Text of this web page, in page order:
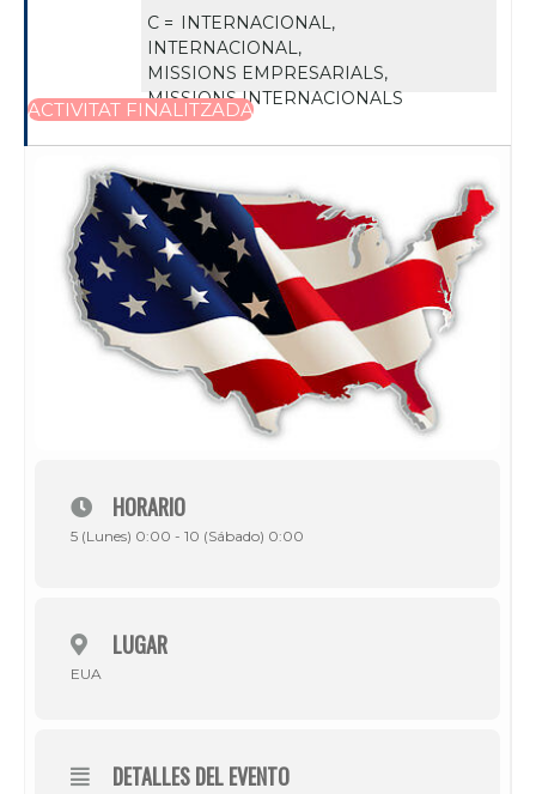
C = INTERNACIONAL,
INTERNACIONAL,
MISSIONS EMPRESARIALS,
MISSIONS INTERNACIONALS
ACTIVITAT FINALITZADA
HORARIO
5 (Lunes) 0:00 - 10 (Sábado) 0:00
LUGAR
EUA
DETALLES DEL EVENTO